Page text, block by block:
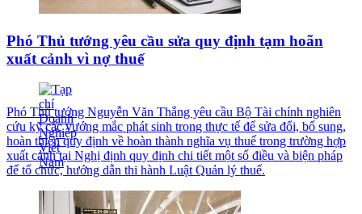
Phó Thủ tướng yêu cầu sửa quy định tạm hoãn
xuất cảnh vì nợ thuế
Phó Thủ tướng Nguyễn Văn Thắng yêu cầu Bộ Tài chính nghiên
cứu kỹ các vướng mắc phát sinh trong thực tế để sửa đổi, bổ sung,
hoàn thiện quy định về hoàn thành nghĩa vụ thuế trong trường hợp
xuất cảnh tại Nghị định quy định chi tiết một số điều và biện pháp
để tổ chức, hướng dẫn thi hành Luật Quản lý thuế.